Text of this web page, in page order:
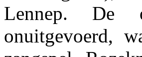
Lennep. De
onuitgevoerd,